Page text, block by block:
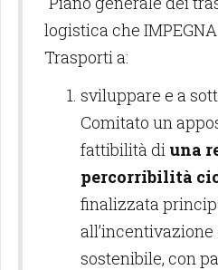
logistica che
Trasporti a:
sviluppare e a
Comitato un
fattibilità di una
percorribilità
finalizzata
sostenibile, con